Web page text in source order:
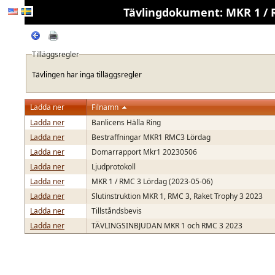
Tävlingdokument: MKR 1 /
Tilläggsregler
Tävlingen har inga tilläggsregler
Ladda ner
Filnamn
Ladda ner
Banlicens Hälla Ring
Ladda ner
Bestraffningar MKR1 RMC3 Lördag
Ladda ner
Domarrapport Mkr1 20230506
Ladda ner
Ljudprotokoll
Ladda ner
MKR 1 / RMC 3 Lördag (2023-05-06)
Ladda ner
Slutinstruktion MKR 1, RMC 3, Raket Trophy 3 2023
Ladda ner
Tillståndsbevis
Ladda ner
TÄVLINGSINBJUDAN MKR 1 och RMC 3 2023